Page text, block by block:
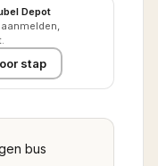
Depot
stap
bus